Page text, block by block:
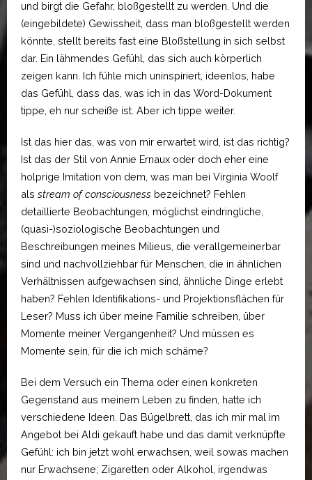
und birgt die Gefahr, bloßgestellt zu werden. Und die
(eingebildete) Gewissheit, dass man bloßgestellt werden
könnte, stellt bereits fast eine Bloßstellung in sich selbst
dar. Ein lähmendes Gefühl, das sich auch körperlich
zeigen kann. Ich fühle mich uninspiriert, ideenlos, habe
das Gefühl, dass das, was ich in das Word-Dokument
tippe, eh nur scheiße ist. Aber ich tippe weiter.
Ist das hier das, was von mir erwartet wird, ist das richtig?
Ist das der Stil von Annie Ernaux oder doch eher eine
holprige Imitation von dem, was man bei Virginia Woolf
als stream of consciousness bezeichnet? Fehlen
detaillierte Beobachtungen, möglichst eindringliche,
(quasi-)soziologische Beobachtungen und
Beschreibungen meines Milieus, die verallgemeinerbar
sind und nachvollziehbar für Menschen, die in ähnlichen
Verhältnissen aufgewachsen sind, ähnliche Dinge erlebt
haben? Fehlen Identifikations- und Projektionsflächen für
Leser? Muss ich über meine Familie schreiben, über
Momente meiner Vergangenheit? Und müssen es
Momente sein, für die ich mich schäme?
Bei dem Versuch ein Thema oder einen konkreten
Gegenstand aus meinem Leben zu finden, hatte ich
verschiedene Ideen. Das Bügelbrett, das ich mir mal im
Angebot bei Aldi gekauft habe und das damit verknüpfte
Gefühl: ich bin jetzt wohl erwachsen, weil sowas machen
nur Erwachsene; Zigaretten oder Alkohol, irgendwas